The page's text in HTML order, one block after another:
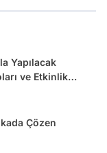
Yapılacak
ve Etkinlik
Çözen